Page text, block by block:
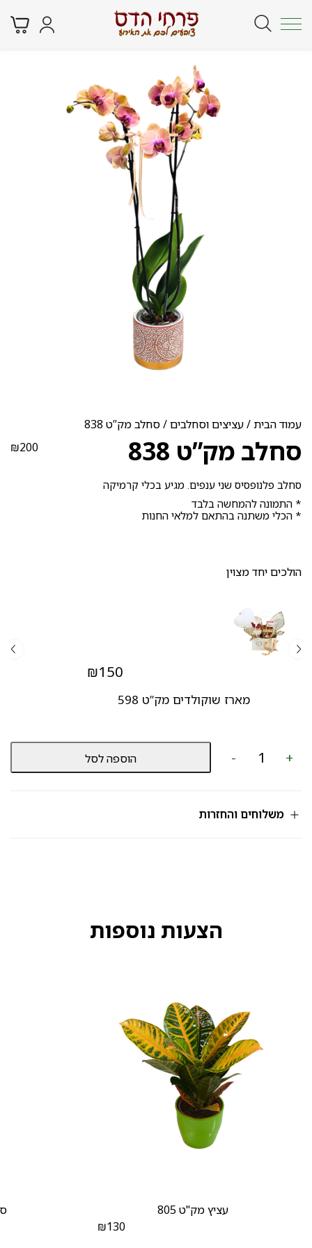
עמוד הבית /עציצים וסחלבים/ סחלב מק”ט 838
סחלב מק”ט 838 ₪200
סחלב פלנופסיס שני ענפים. מגיע בכלי קרמיקה
* התמונה להמחשה בלבד
* הכלי משתנה בהתאם למלאי החנות
הולכים יחד מצוין
מארז שוקולדים מק”ט 598
₪150
-
כמות
סחלב
+ הוספה לסל
משלוחים והחזרות
הצעות נוספות
עציץ מק"ט 805
₪130